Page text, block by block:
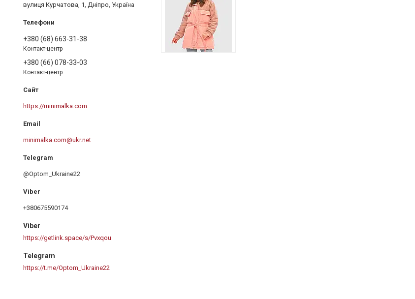
вулиця Курчатова, 1, Дніпро, Україна
+380 (68) 663-31-38
Контакт-центр
+380 (66) 078-33-03
Контакт-центр
https://minimalka.com
minimalka.com@ukr.net
@Optom_Ukraine22
+380675590174
Viber
https://getlink.space/s/Pvxqou
Telegram
https://t.me/Optom_Ukraine22